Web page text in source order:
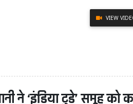
VIEW
ने ‘इंडिया टुडे’ समूह को